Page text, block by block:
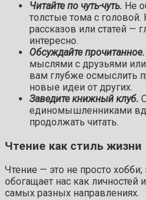
Читайте по чуть-чуть. Не
толстые тома с
рассказов или статей —
интересно.
Обсуждайте прочитанное.
мыслями с друзьями
вам глубже осмыслить
новые идеи от других.
Заведите книжный клуб.
единомышленниками
продолжать читать.
Чтение как стиль жизни
Чтение — это не просто
обогащает нас как личностей
самых разных направлениях.